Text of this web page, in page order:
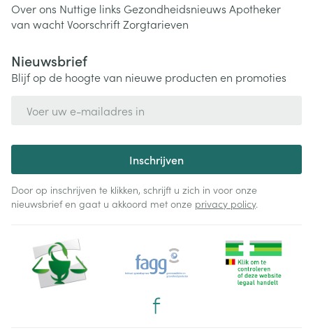
Over ons Nuttige links Gezondheidsnieuws Apotheker
van wachtVoorschriftZorgtarieven
Nieuwsbrief
Blijf op de hoogte van nieuwe producten en promoties
Inschrijven
Door op inschrijven te klikken, schrijft u zich in voor onze
nieuwsbrief en gaat u akkoord met onze privacy policy.